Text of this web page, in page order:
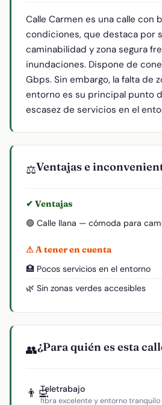
Calle Carmen es una calle con
condiciones, que destaca por
caminabilidad y zona segura
inundaciones. Dispone de
Gbps. Sin embargo, la falta de
entorno es su principal punto
escasez de servicios en el
⚖️Ventajas e
✔ Ventajas
🟢 Calle llana — cómoda para
⚠ A tener en cuenta
🏥 Pocos servicios en el entorno
🌿 Sin zonas verdes accesibles
👥¿Para quién es esta
👨‍💻Teletrabajo
fibra excelente y entorno tranquilo